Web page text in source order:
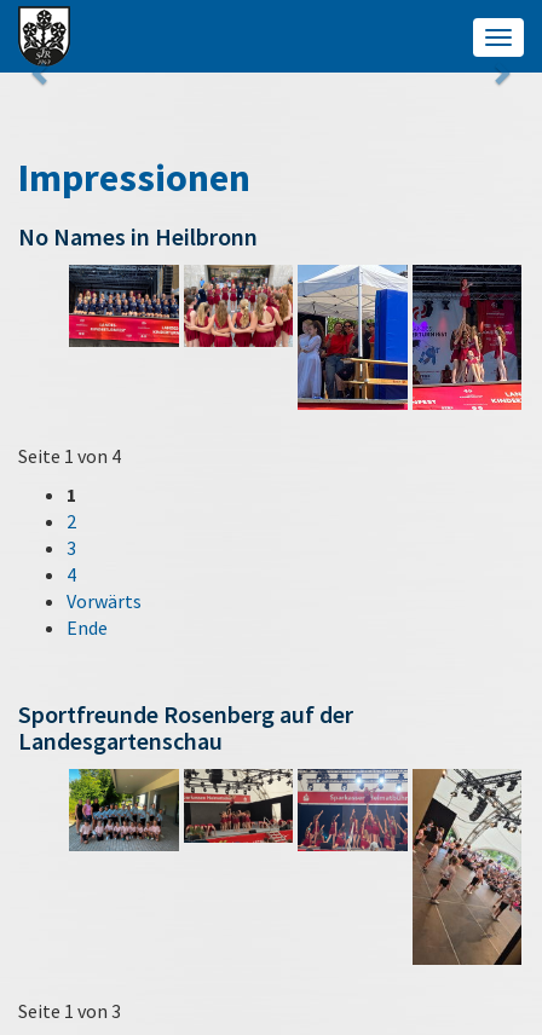
Impressionen
No Names in Heilbronn
Seite 1 von 4
1
2
3
4
Vorwärts
Ende
Sportfreunde Rosenberg auf der
Landesgartenschau
Seite 1 von 3